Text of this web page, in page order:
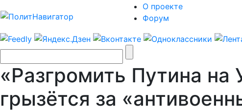
О проекте
Форум
«Разгромить Путина на
грызётся за